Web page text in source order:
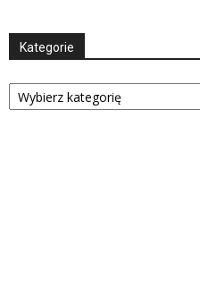
Kategorie
Kategorie